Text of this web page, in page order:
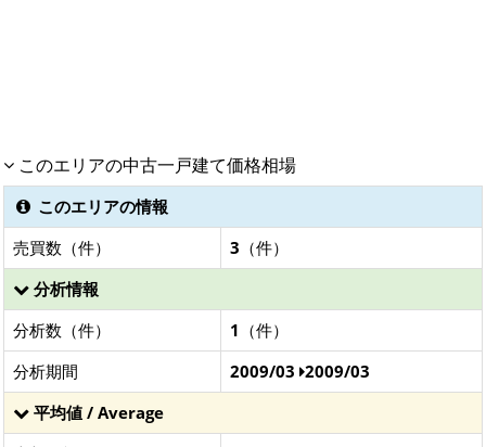
このエリアの中古一戸建て価格相場
このエリアの情報
売買数（件）
3 （件）
分析情報
分析数（件）
1 （件）
分析期間
2009/03 2009/03
平均値 / Average